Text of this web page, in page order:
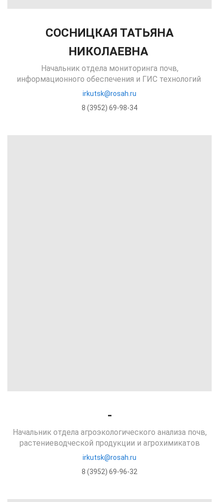
СОСНИЦКАЯ ТАТЬЯНА
НИКОЛАЕВНА
Начальник отдела мониторинга почв,
информационного обеспечения и ГИС технологий
irkutsk@rosah.ru
8 (3952) 69-98-34
-
Начальник отдела агроэкологического анализа почв,
растениеводческой продукции и агрохимикатов
irkutsk@rosah.ru
8 (3952) 69-96-32